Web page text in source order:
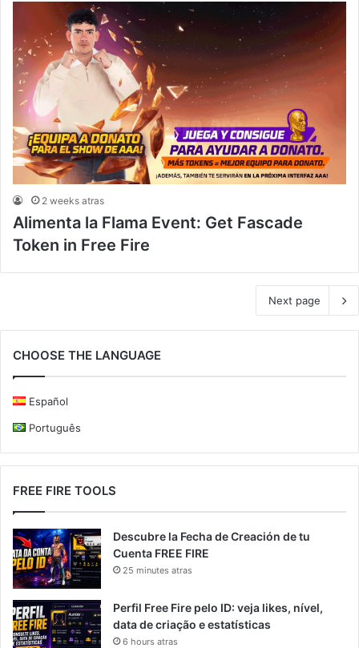
2 weeks atras
Alimenta la Flama Event: Get Fascade
Token in Free Fire
Next page
CHOOSE THE LANGUAGE
Español
Português
FREE FIRE TOOLS
Descubre la Fecha de Creación de tu
Cuenta FREE FIRE
25 minutes atras
Perfil Free Fire pelo ID: veja likes, nível,
data de criação e estatísticas
6 hours atras